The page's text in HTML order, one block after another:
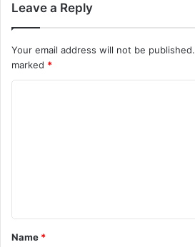
Leave a Reply
Your email address will not be published.
marked *
t
*
Name *